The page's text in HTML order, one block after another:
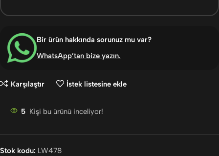
Bir ürün hakkında sorunuz mu var?
WhatsApp’tan bize yazın.
Karşılaştır İstek listesine ekle
5 Kişi bu ürünü inceliyor!
Stok kodu: LW478